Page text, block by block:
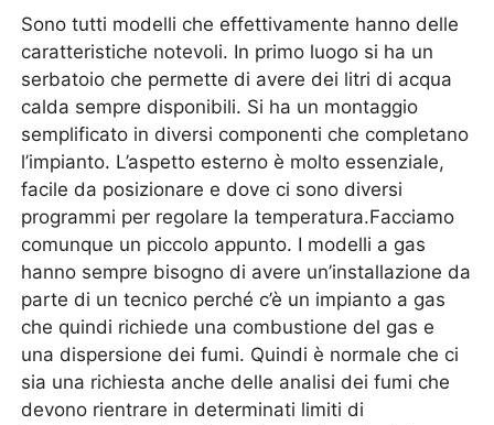
Sono tutti modelli che effettivamente hanno delle
caratteristiche notevoli. In primo luogo si ha un
serbatoio che permette di avere dei litri di acqua
calda sempre disponibili. Si ha un montaggio
semplificato in diversi componenti che completano
l’impianto. L’aspetto esterno è molto essenziale,
facile da posizionare e dove ci sono diversi
programmi per regolare la temperatura.Facciamo
comunque un piccolo appunto. I modelli a gas
hanno sempre bisogno di avere un’installazione da
parte di un tecnico perché c’è un impianto a gas
che quindi richiede una combustione del gas e
una dispersione dei fumi. Quindi è normale che ci
sia una richiesta anche delle analisi dei fumi che
devono rientrare in determinati limiti di